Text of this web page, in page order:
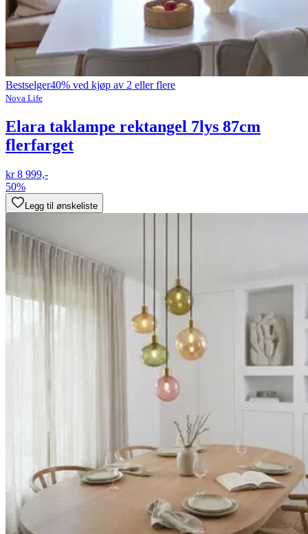
Bestselger40% ved kjøp av 2 eller flere
Nova Life
Elara taklampe rektangel 7lys 87cm
flerfarget
kr 8 999,-
50%
Legg til ønskeliste